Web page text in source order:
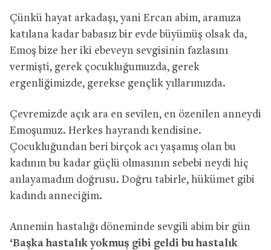
Çünkü hayat arkadaşı, yani Ercan abim, aramıza
katılana kadar babasız bir evde büyümüş olsak da,
Emoş bize her iki ebeveyn sevgisinin fazlasını
vermişti, gerek çocukluğumuzda, gerek
ergenliğimizde, gerekse gençlik yıllarımızda.
Çevremizde açık ara en sevilen, en özenilen anneydi
Emoşumuz. Herkes hayrandı kendisine.
Çocukluğundan beri birçok acı yaşamış olan bu
kadının bu kadar güçlü olmasının sebebi neydi hiç
anlayamadım doğrusu. Doğru tabirle, hükümet gibi
kadındı anneciğim.
Annemin hastalığı döneminde sevgili abim bir gün
‘Başka hastalık yokmuş gibi geldi bu hastalık